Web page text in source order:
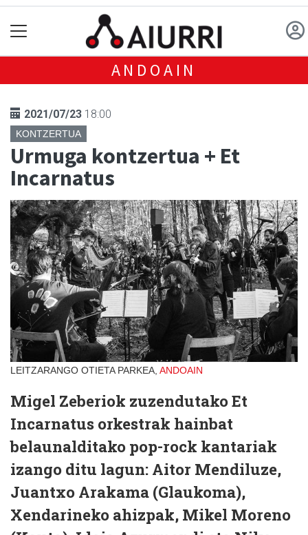
ANDOAIN
2021/07/23 18:00
KONTZERTUA
Urmuga kontzertua + Et
Incarnatus
LEITZARANGO OTIETA PARKEA, ANDOAIN
Migel Zeberiok zuzendutako Et
Incarnatus orkestrak hainbat
belaunalditako pop-rock kantariak
izango ditu lagun: Aitor Mendiluze,
Juantxo Arakama (Glaukoma),
Xendarineko ahizpak, Mikel Moreno